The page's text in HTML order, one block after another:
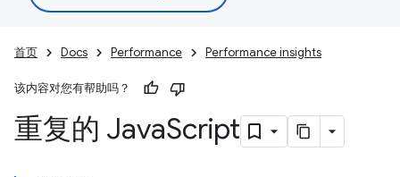
首页 Docs Performance Performance insights
该内容对您有帮助吗？
重复的 JavaScript